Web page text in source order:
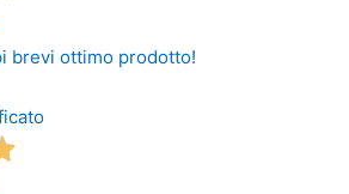
brevi ottimo prodotto!